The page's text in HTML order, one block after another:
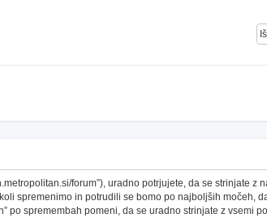
forum”), uradno potrjujete, da se strinjate z
spremenimo in potrudili se bomo po najboljših močeh,
po spremembah pomeni, da se uradno strinjate z vsemi